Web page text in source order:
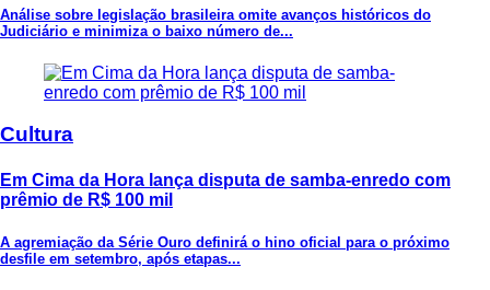
Análise sobre legislação brasileira omite avanços históricos do
Judiciário e minimiza o baixo número de...
Cultura
Em Cima da Hora lança disputa de samba-enredo com
prêmio de R$ 100 mil
A agremiação da Série Ouro definirá o hino oficial para o próximo
desfile em setembro, após etapas...